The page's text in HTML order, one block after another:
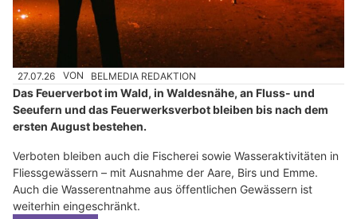
27.07.26 VON BELMEDIA REDAKTION
Das Feuerverbot im Wald, in Waldesnähe, an Fluss- und
Seeufern und das Feuerwerksverbot bleiben bis nach dem
ersten August bestehen.
Verboten bleiben auch die Fischerei sowie Wasseraktivitäten in
Fliessgewässern – mit Ausnahme der Aare, Birs und Emme.
Auch die Wasserentnahme aus öffentlichen Gewässern ist
weiterhin eingeschränkt.